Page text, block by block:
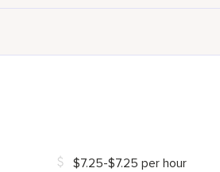
$7.25-$7.25 per hour